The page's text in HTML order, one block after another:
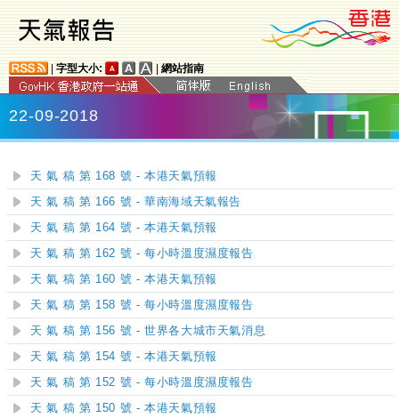
字型大小: 網站指南
22-09-2018
天 氣 稿 第 168 號 - 本港天氣預報
天 氣 稿 第 166 號 - 華南海域天氣報告
天 氣 稿 第 164 號 - 本港天氣預報
天 氣 稿 第 162 號 - 每小時溫度濕度報告
天 氣 稿 第 160 號 - 本港天氣預報
天 氣 稿 第 158 號 - 每小時溫度濕度報告
天 氣 稿 第 156 號 - 世界各大城市天氣消息
天 氣 稿 第 154 號 - 本港天氣預報
天 氣 稿 第 152 號 - 每小時溫度濕度報告
天 氣 稿 第 150 號 - 本港天氣預報